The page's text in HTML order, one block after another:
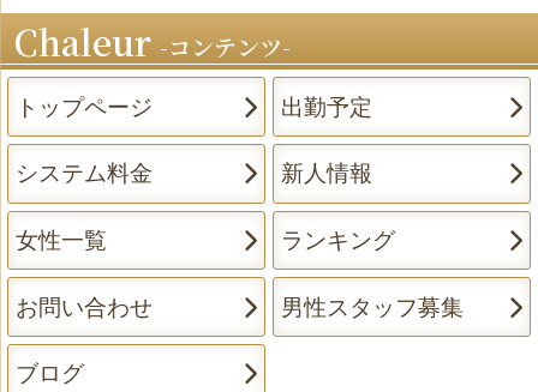
Chaleur コンテンツ
トップページ 出勤予定
システム料金 新人情報
女性一覧 ランキング
お問い合わせ 男性スタッフ募集
ブログ